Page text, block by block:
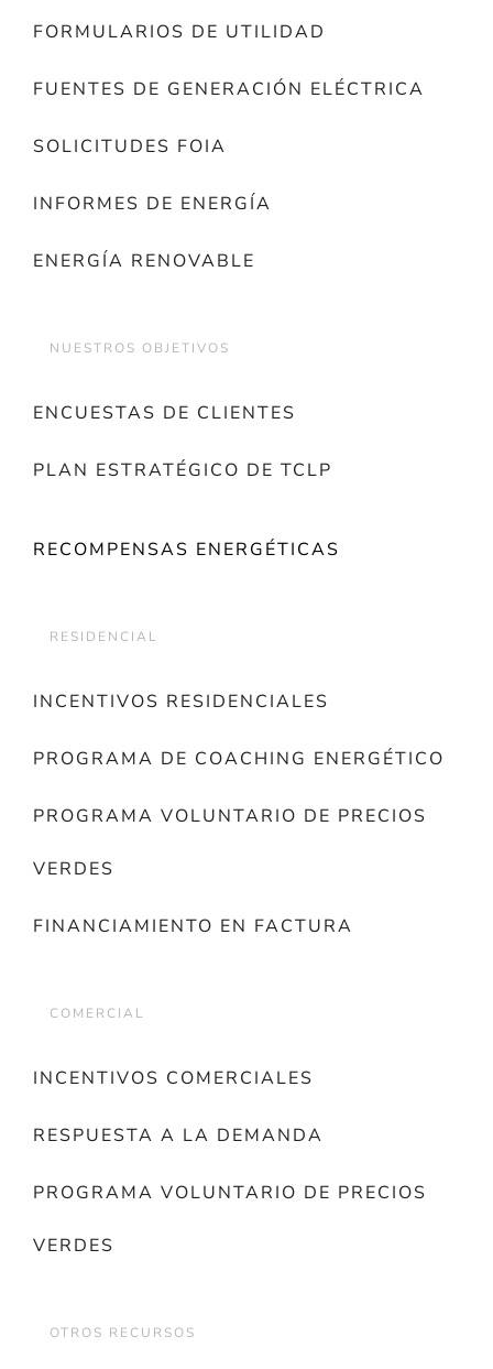
FORMULARIOS DE UTILIDAD
FUENTES DE GENERACIÓN ELÉCTRICA
SOLICITUDES FOIA
INFORMES DE ENERGÍA
ENERGÍA RENOVABLE
NUESTROS OBJETIVOS
ENCUESTAS DE CLIENTES
PLAN ESTRATÉGICO DE TCLP
RECOMPENSAS ENERGÉTICAS
RESIDENCIAL
INCENTIVOS RESIDENCIALES
PROGRAMA DE COACHING ENERGÉTICO
PROGRAMA VOLUNTARIO DE PRECIOS
VERDES
FINANCIAMIENTO EN FACTURA
COMERCIAL
INCENTIVOS COMERCIALES
RESPUESTA A LA DEMANDA
PROGRAMA VOLUNTARIO DE PRECIOS
VERDES
OTROS RECURSOS